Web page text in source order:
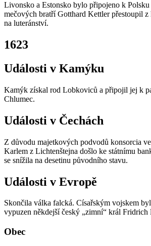
Livonsko a Estonsko bylo připojeno k
mečových bratří Gotthard Kettler přestoupil
na luteránství.
1623
Události v Kamýku
Kamýk získal rod Lobkoviců a připojil jej k
Chlumec.
Události v Čechách
Z důvodu majetkových podvodů konsorcia
Karlem z Lichtenštejna došlo ke státnímu
se snížila na desetinu původního stavu.
Události v Evropě
Skončila válka falcká. Císařským vojskem
vypuzen někdejší český „zimní“ král Fridrich
Obec